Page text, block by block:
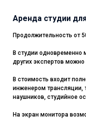
Аренда студии
Продолжительность от
В студии одновременно
других экспертов
В стоимость входит
инженером трансляции,
наушников, студийное
На экран монитора